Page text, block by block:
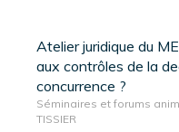
Atelier juridique du
aux contrôles de la
concurrence ?
Séminaires et forums
TISSIER